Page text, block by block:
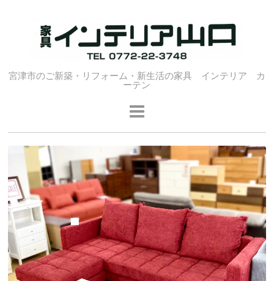
宮津市のご新築・リフォーム・新生活の家具 インテリア カ
ーテン